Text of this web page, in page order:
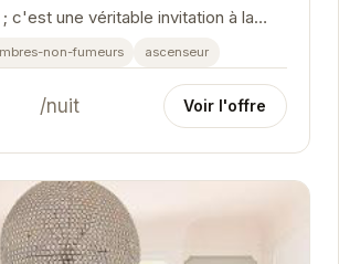
c'est une véritable invitation à la
central vous permet
non-fumeurs ascenseur
/nuit Voir l'offre